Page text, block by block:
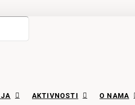
AKTIVNOSTI O NAMA